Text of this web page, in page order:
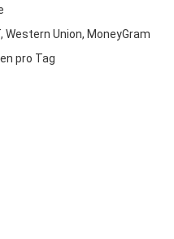
Western Union, MoneyGram
pro Tag